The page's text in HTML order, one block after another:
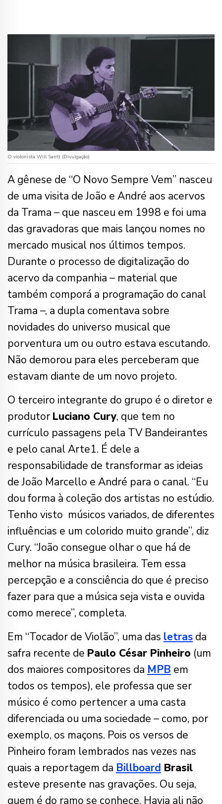
O violonista Will Santt (Divulgação)
A gênese de “O Novo Sempre Vem” nasceu
de uma visita de João e André aos acervos
da Trama – que nasceu em 1998 e foi uma
das gravadoras que mais lançou nomes no
mercado musical nos últimos tempos.
Durante o processo de digitalização do
acervo da companhia – material que
também comporá a programação do canal
Trama –, a dupla comentava sobre
novidades do universo musical que
porventura um ou outro estava escutando.
Não demorou para eles perceberam que
estavam diante de um novo projeto.
O terceiro integrante do grupo é o diretor e
produtor Luciano Cury, que tem no
currículo passagens pela TV Bandeirantes
e pelo canal Arte1. É dele a
responsabilidade de transformar as ideias
de João Marcello e André para o canal. “Eu
dou forma à coleção dos artistas no estúdio.
Tenho visto músicos variados, de diferentes
influências e um colorido muito grande”, diz
Cury. “João consegue olhar o que há de
melhor na música brasileira. Tem essa
percepção e a consciência do que é preciso
fazer para que a música seja vista e ouvida
como merece”, completa.
Em “Tocador de Violão”, uma das letras da
safra recente de Paulo César Pinheiro (um
dos maiores compositores da MPB em
todos os tempos), ele professa que ser
músico é como pertencer a uma casta
diferenciada ou uma sociedade – como, por
exemplo, os maçons. Pois os versos de
Pinheiro foram lembrados nas vezes nas
quais a reportagem da Billboard Brasil
esteve presente nas gravações. Ou seja,
quem é do ramo se conhece. Havia ali não